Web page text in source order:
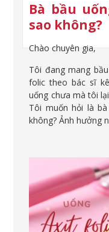
Bà bầu
sao không?
Chào chuyên gia,
Tôi đang mang
folic theo bác sĩ
uống chưa mà tôi
Tôi muốn hỏi là
không? Ảnh hưởng